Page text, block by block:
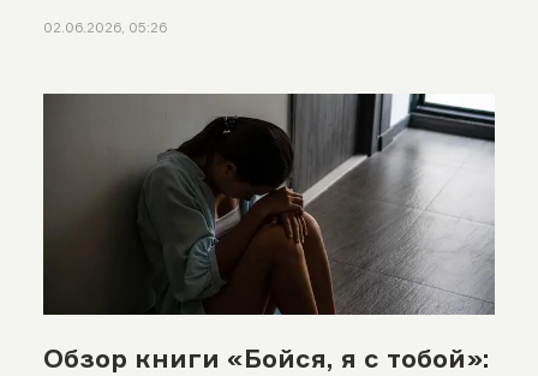
02.06.2026, 05:26
Обзор книги «Бойся, я с тобой»: